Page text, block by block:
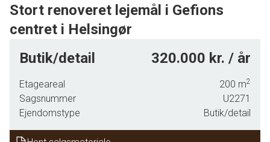
Stort renoveret lejemål i Gefions
centret i Helsingør
Helsingørs indre by. Centret er beliggende tæt på
fodboldstadion. Centret fungerer som nærcenter for
omkring 5.000 beboere i området. Centret har butikker
som Netto, 365Discount, Eutronic og et apotek, samt
forskellige spisesteder.
Butik/detail 320.000 kr. / år
Etageareal 200 m2
Sagsnummer
U2271
Ejendomstype
Butik/detail